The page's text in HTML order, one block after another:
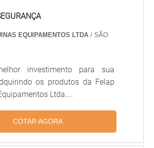
EQUIPAMENTOS LTDA/ SÃO
investimento para sua
os produtos da Felap
Ltda....
COTAR AGORA